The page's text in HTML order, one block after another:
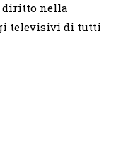
diritto nella
televisivi di tutti